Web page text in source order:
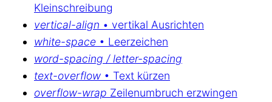
Kleinschreibung
vertical-align • vertikal Ausrichten
white-space • Leerzeichen
word-spacing / letter-spacing
text-overflow • Text kürzen
overflow-wrap Zeilenumbruch erzwingen